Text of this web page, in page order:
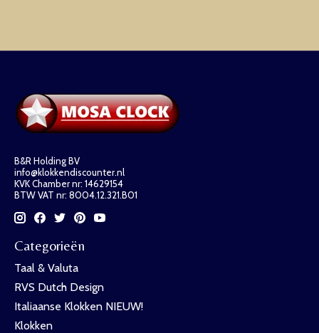
B&R Holding BV
info@klokkendiscounter.nl
KVK Chamber nr: 14629154
BTW VAT nr: 8004.12.321.B01
Categorieën
Taal & Valuta
RVS Dutch Design
Italiaanse Klokken NIEUW!
Klokken